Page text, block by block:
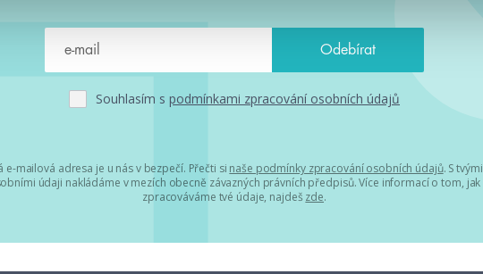
Souhlasím s podmínkami zpracování osobních údajů
e-mailová adresa je u nás v bezpečí. Přečti si naše podmínky zpracování osobních údajů. S tvými
údaji nakládáme v mezích obecně závazných právních předpisů. Více informací o tom, jak
zpracováváme tvé údaje, najdeš zde.